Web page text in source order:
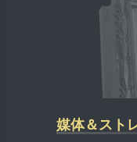
媒体＆スト